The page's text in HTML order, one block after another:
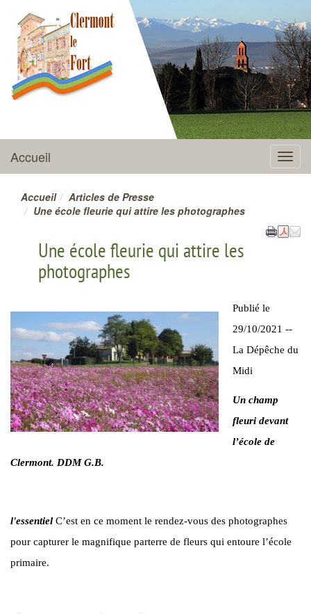
CLERMONT-LE-FORT
Menu
Accueil
Accueil
Articles de Presse
Une école fleurie qui attire les photographes
Une école fleurie qui attire les
photographes
Publié le
29/10/2021 --
La Dépêche du
Midi
Un champ
fleuri devant
l’école de
Clermont. DDM G.B.
l'essentiel C’est en ce moment le rendez-vous des photographes
pour capturer le magnifique parterre de fleurs qui entoure l’école
primaire.